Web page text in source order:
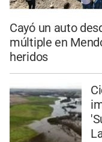
Cayó un auto
múltiple en
heridos